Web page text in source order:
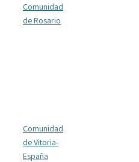
Comunidad
de Rosario
Comunidad
de Vitoria-
España